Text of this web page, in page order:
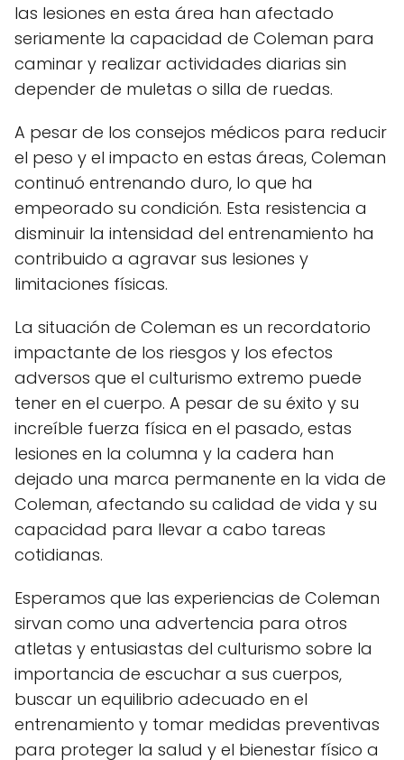
las lesiones en esta área han afectado
seriamente la capacidad de Coleman para
caminar y realizar actividades diarias sin
depender de muletas o silla de ruedas.
A pesar de los consejos médicos para reducir
el peso y el impacto en estas áreas, Coleman
continuó entrenando duro, lo que ha
empeorado su condición. Esta resistencia a
disminuir la intensidad del entrenamiento ha
contribuido a agravar sus lesiones y
limitaciones físicas.
La situación de Coleman es un recordatorio
impactante de los riesgos y los efectos
adversos que el culturismo extremo puede
tener en el cuerpo. A pesar de su éxito y su
increíble fuerza física en el pasado, estas
lesiones en la columna y la cadera han
dejado una marca permanente en la vida de
Coleman, afectando su calidad de vida y su
capacidad para llevar a cabo tareas
cotidianas.
Esperamos que las experiencias de Coleman
sirvan como una advertencia para otros
atletas y entusiastas del culturismo sobre la
importancia de escuchar a sus cuerpos,
buscar un equilibrio adecuado en el
entrenamiento y tomar medidas preventivas
para proteger la salud y el bienestar físico a